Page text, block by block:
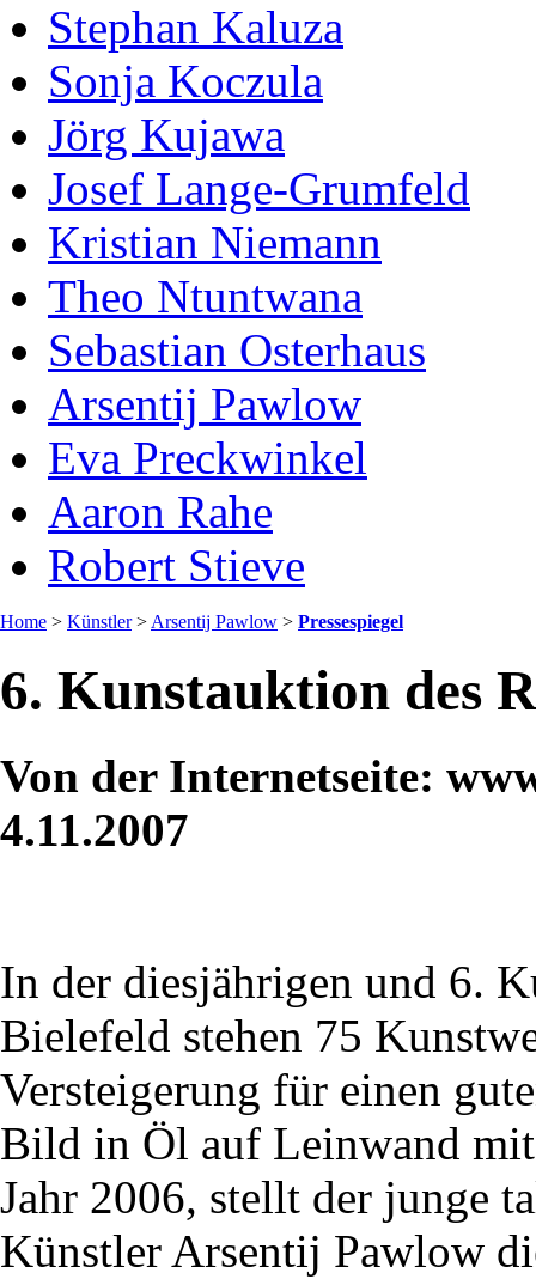
Stephan Kaluza
Sonja Koczula
Jörg Kujawa
Josef Lange-Grumfeld
Kristian Niemann
Theo Ntuntwana
Sebastian Osterhaus
Arsentij Pawlow
Eva Preckwinkel
Aaron Rahe
Robert Stieve
Home > Künstler > Arsentij Pawlow > Pressespiegel
6. Kunstauktion des
Von der Internetseite:
4.11.2007
In der diesjährigen und 6.
Bielefeld stehen 75
Versteigerung für einen
Bild in Öl auf Leinwand
Jahr 2006, stellt der junge
Künstler Arsentij Pawlow